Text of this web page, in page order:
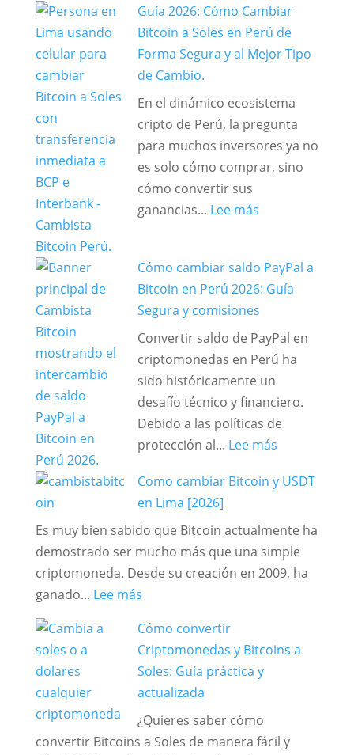
Maestra:
Cómo
Optimizar
Asegurar
Operaciones
de
Criptomonedas
en
Perú
Guía 2026: Cómo Cambiar
Bitcoin a Soles en Perú de
Forma Segura y al Mejor Tipo
de Cambio.
En el dinámico ecosistema
cripto de Perú, la pregunta
para muchos inversores ya no
es solo cómo comprar, sino
cómo convertir sus
ganancias... Lee más:
Cómo
Cambiar
Bitcoin
a
Soles
en
Perú
de
Forma
y
Mejor
Tipo
de
Cómo cambiar saldo PayPal a
Bitcoin en Perú 2026: Guía
Segura y comisiones
Convertir saldo de PayPal en
criptomonedas en Perú ha
sido históricamente un
desafío técnico y financiero.
Debido a las políticas de
protección al... Lee más:
cambiar
PayPal
a
Bitcoin
Guía
Como cambiar Bitcoin y USDT
en Lima [2026]
Es muy bien sabido que Bitcoin actualmente ha
demostrado ser mucho más que una simple
criptomoneda. Desde su creación en 2009, ha
ganado... Lee más:
cambiar
Bitcoin
y
USDT
en
Lima
Cómo convertir
Criptomonedas y Bitcoins a
Soles: Guía práctica y
actualizada
¿Quieres saber cómo
convertir Bitcoins a Soles de manera fácil y